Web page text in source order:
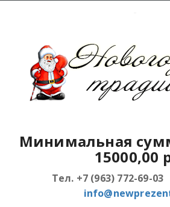
Минимальная
15000,00
Тел. +7 (963) 772-